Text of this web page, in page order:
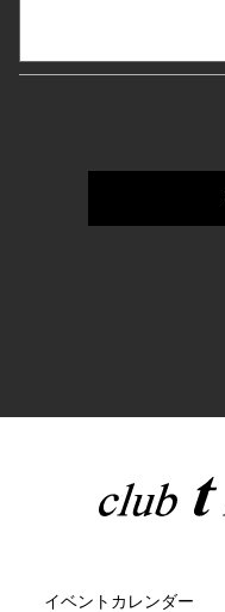
イベントカレンダー